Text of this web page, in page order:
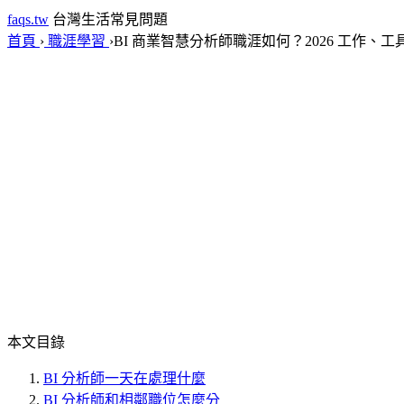
faqs.tw 台灣生活常見問題
首頁 › 職涯學習 ›BI 商業智慧分析師職涯如何？2026 工作、工
本文目錄
BI 分析師一天在處理什麼
BI 分析師和相鄰職位怎麼分